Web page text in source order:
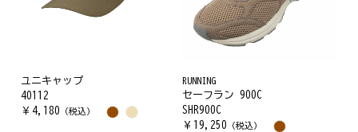
ユニキャップ
40112
￥ 4,180 （税込）
RUNNING
セーフラン 900C
SHR900C
￥ 19,250 （税込）